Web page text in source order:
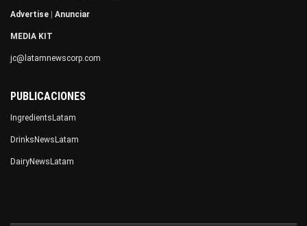
Advertise Anunciar
MEDIA KIT
jc@latamnewscorp.com
PUBLICACIONES
IngredientsLatam
DrinksNewsLatam
DairyNewsLatam